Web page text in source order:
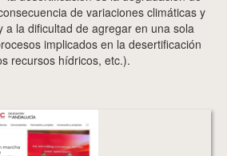
de variaciones climáticas y
a la dificultad de agregar en una sola
implicados en la desertificación
recursos hídricos, etc.).